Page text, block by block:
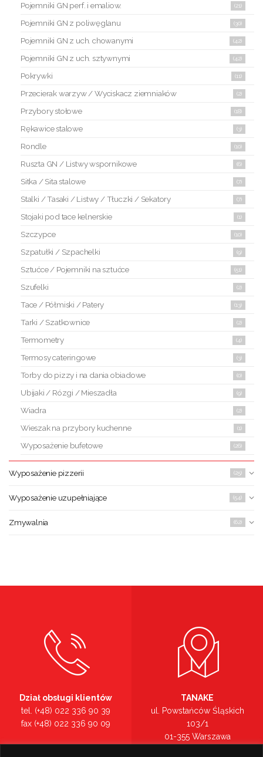
Pojemniki GN perf. i emaliow. (21)
Pojemniki GN z poliwęglanu (30)
Pojemniki GN z uch. chowanymi (42)
Pojemniki GN z uch. sztywnymi (42)
Pokrywki (11)
Przecierak warzyw / Wyciskacz ziemniaków (2)
Przybory stołowe (18)
Rękawice stalowe (3)
Rondle (10)
Ruszta GN / Listwy wspornikowe (6)
Sitka / Sita stalowe (7)
Stalki / Tasaki / Listwy / Tłuczki / Sekatory (7)
Stojaki pod tace kelnerskie (1)
Szczypce (10)
Szpatułki / Szpachelki (9)
Sztućce / Pojemniki na sztućce (51)
Szufelki (2)
Tace / Półmiski / Patery (13)
Tarki / Szatkownice (2)
Termometry (4)
Termosy cateringowe (3)
Torby do pizzy i na dania obiadowe (0)
Ubijaki / Rózgi / Mieszadła (9)
Wiadra (2)
Wieszak na przybory kuchenne (1)
Wyposażenie bufetowe (26)
Wyposażenie pizzerii (25)
Wyposażenie uzupełniające (54)
Zmywalnia (62)
Dział obsługi klientów
tel. (+48) 022 336 90 39
fax (+48) 022 336 90 09
TANAKE
ul. Powstańców Śląskich
103/1
01-355 Warszawa